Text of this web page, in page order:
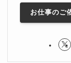
お仕事のご